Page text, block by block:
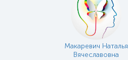
Макаревич Наталья
Вячеславовна